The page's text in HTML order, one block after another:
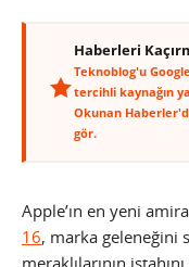
Haberleri
Teknoblog'u
tercihli kaynağın
Okunan
gör.
Apple’ın en yeni
16, marka geleneğini
meraklılarının